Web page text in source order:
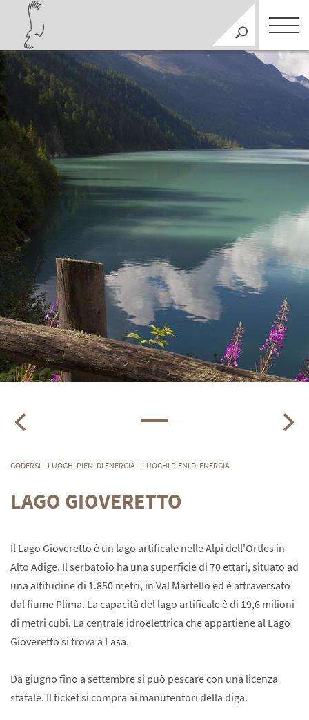
GODERSI LUOGHI PIENI DI ENERGIA LUOGHI PIENI DI ENERGIA
LAGO GIOVERETTO
Il Lago Gioveretto è un lago artificale nelleAlpi dell'Ortles in
Alto Adige. Il serbatoio ha una superficie di 70ettari,situato ad
una altitudinedi 1.850 metri, in Val Martello ed è attraversato
dalfiume Plima. La capacità del lago artificale èdi 19,6 milioni
di metri cubi. La centrale idroelettrica che appartiene al Lago
Gioveretto si trova a Lasa.
Da giugno fino a settembre si può pescare con una licenza
statale. Il ticket si compra ai manutentori della diga.